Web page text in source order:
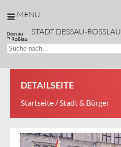
MENU
STADT DESSAU-ROSSLAU
DETAILSEITE
Startseite / Stadt & Bürger